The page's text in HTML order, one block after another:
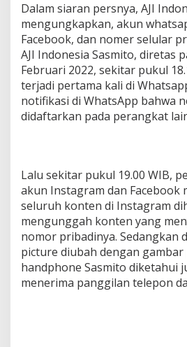
Dalam siaran persnya, AJI
mengungkapkan, akun
Facebook, dan nomer selular
AJI Indonesia Sasmito, diretas
Februari 2022, sekitar pukul
terjadi pertama kali di
notifikasi di WhatsApp bahwa
didaftarkan pada perangkat
Lalu sekitar pukul 19.00 WIB,
akun Instagram dan Facebook
seluruh konten di Instagram
mengunggah konten yang
nomor pribadinya. Sedangkan
picture diubah dengan
handphone Sasmito diketahui
menerima panggilan telepon